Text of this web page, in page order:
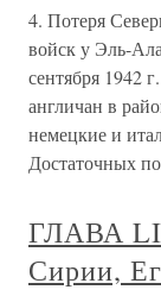
4. Потеря
войск у Эль-
сентября 1942
англичан в
немецкие и
Достаточных
ГЛАВА LI
Сирии,